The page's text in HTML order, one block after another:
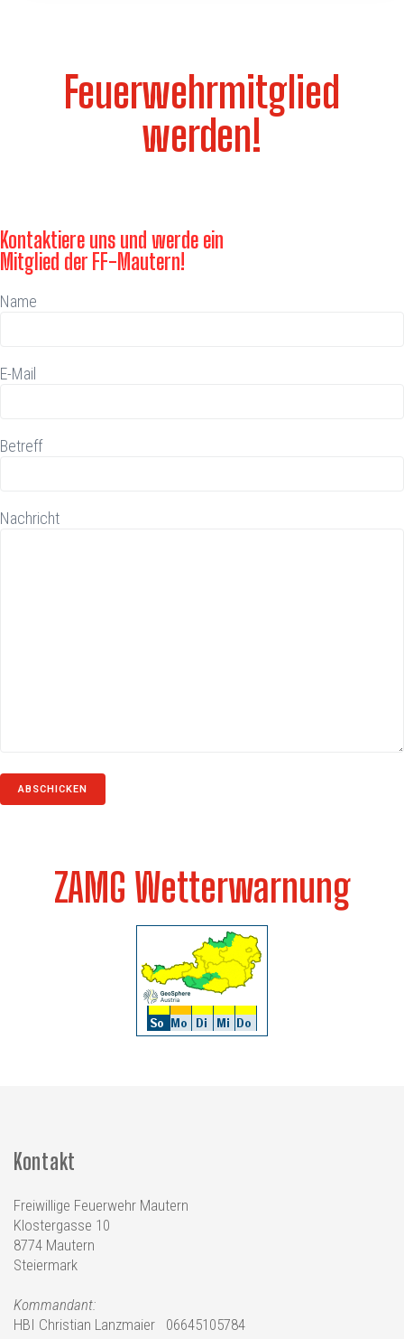
Feuerwehrmitglied
werden!
Kontaktiere uns und werde ein
Mitglied der FF-Mautern!
Name
E-Mail
Betreff
Nachricht
ZAMG Wetterwarnung
Kontakt
Freiwillige Feuerwehr Mautern
Klostergasse 10
8774 Mautern
Steiermark
Kommandant:
HBI Christian Lanzmaier 06645105784